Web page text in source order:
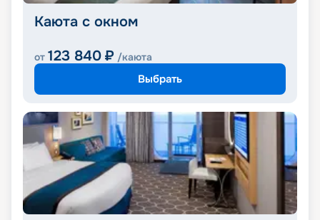
Каюта с окном
от 123 840 ₽ /каюта
Выбрать